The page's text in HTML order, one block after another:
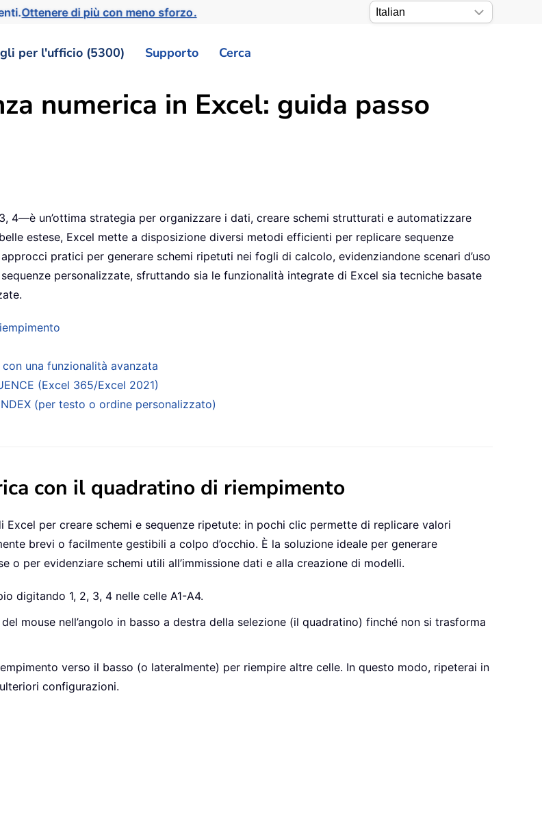
Ottenere di più con meno sforzo.
per l'ufficio (5300) Supporto Cerca
numerica in Excel: guida passo
4—è un’ottima strategia per organizzare i dati, creare schemi strutturati e automatizzare
estese, Excel mette a disposizione diversi metodi efficienti per replicare sequenze
pratici per generare schemi ripetuti nei fogli di calcolo, evidenziandone scenari d’uso
personalizzate, sfruttando sia le funzionalità integrate di Excel sia tecniche basate
una funzionalità avanzata
(Excel 365/Excel 2021)
(per testo o ordine personalizzato)
con il quadratino di riempimento
per creare schemi e sequenze ripetute: in pochi clic permette di replicare valori
brevi o facilmente gestibili a colpo d’occhio. È la soluzione ideale per generare
o per evidenziare schemi utili all’immissione dati e alla creazione di modelli.
digitando 1, 2, 3, 4 nelle celle A1-A4.
mouse nell’angolo in basso a destra della selezione (il quadratino) finché non si trasforma
verso il basso (o lateralmente) per riempire altre celle. In questo modo, ripeterai in
configurazioni.